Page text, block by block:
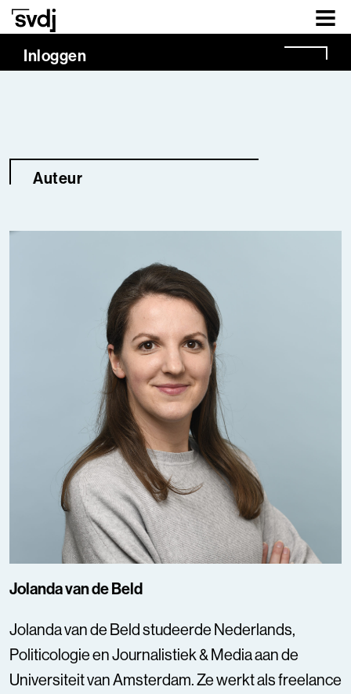
Naar hoofdinhoud
Inloggen
Auteur
Jolanda van de Beld
Jolanda van de Beld studeerde Nederlands,
Politicologie en Journalistiek & Media aan de
Universiteit van Amsterdam. Ze werkt als freelance